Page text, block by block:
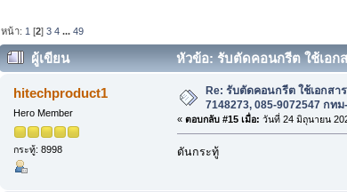
หน้า: 1 [2]3 4 ...49
ผู้เขียน
หัวข้อ: รับตัดคอนกรีต ใช้เอก
39851 ครั้ง)
hitechproduct1
Hero Member
กระทู้: 8998
Re: รับตัดคอนกรีต ใช้เอกสา
7148273, 085-9072547 ก
« ตอบกลับ #15 เมื่อ: วันที่ 24 มิถุนายน
ดันกระทู้